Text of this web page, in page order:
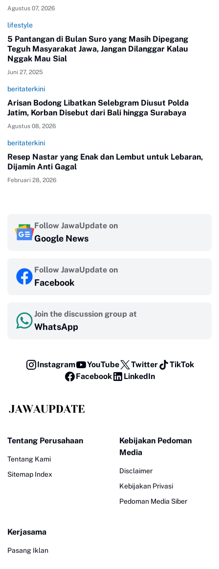
Agustus 07, 2026
lifestyle
5 Pantangan di Bulan Suro yang Masih Dipegang
Teguh Masyarakat Jawa, Jangan Dilanggar Kalau
Nggak Mau Sial
Juni 27, 2025
beritaterkini
Arisan Bodong Libatkan Selebgram Diusut Polda
Jatim, Korban Disebut dari Bali hingga Surabaya
Agustus 08, 2026
beritaterkini
Resep Nastar yang Enak dan Lembut untuk Lebaran,
Dijamin Anti Gagal
Februari 28, 2026
Follow JawaUpdate on
Google News
Follow JawaUpdate on
Facebook
Join the discussion group at
WhatsApp
Instagram YouTube Twitter
TikTok
Facebook
LinkedIn
Tentang Perusahaan
Tentang Kami
Sitemap Index
Kebijakan Pedoman
Media
Disclaimer
Kebijakan Privasi
Pedoman Media Siber
Kerjasama
Pasang Iklan